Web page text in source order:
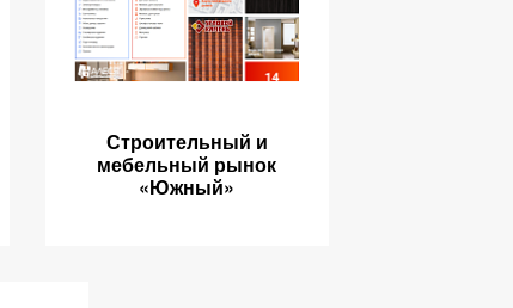
Строительный и
мебельный рынок
«Южный»